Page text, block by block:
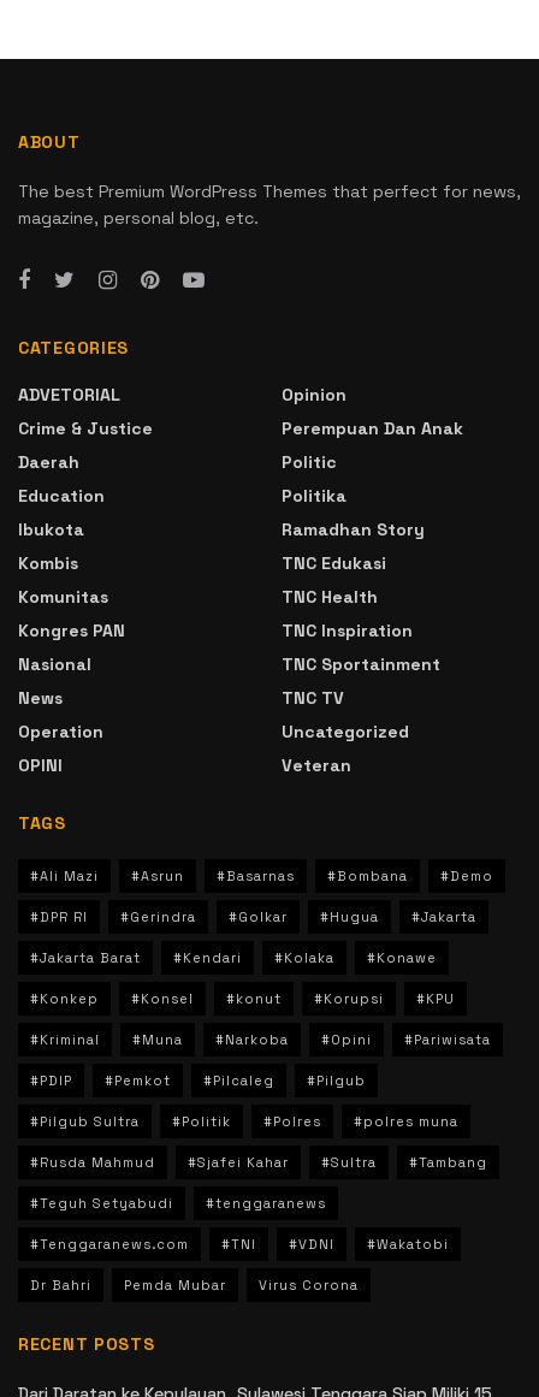
ABOUT
The best Premium WordPress Themes that perfect for news,
magazine, personal blog, etc.
CATEGORIES
ADVETORIAL
Crime & Justice
Daerah
Education
Ibukota
Kombis
Komunitas
Kongres PAN
Nasional
News
Operation
OPINI
Opinion
Perempuan Dan Anak
Politic
Politika
Ramadhan Story
TNC Edukasi
TNC Health
TNC Inspiration
TNC Sportainment
TNC TV
Uncategorized
Veteran
TAGS
#Ali Mazi #Asrun #Basarnas #Bombana #Demo
#DPR RI #Gerindra #Golkar #Hugua #Jakarta
#Jakarta Barat #Kendari #Kolaka #Konawe
#Konkep #Konsel #konut #Korupsi #KPU
#Kriminal #Muna #Narkoba #Opini #Pariwisata
#PDIP #Pemkot #Pilcaleg #Pilgub
#Pilgub Sultra #Politik #Polres #polres muna
#Rusda Mahmud #Sjafei Kahar #Sultra #Tambang
#Teguh Setyabudi #tenggaranews
#Tenggaranews.com #TNI #VDNI #Wakatobi
Dr Bahri Pemda Mubar Virus Corona
RECENT POSTS